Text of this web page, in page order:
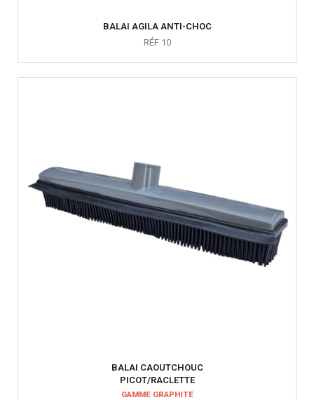
BALAI AGILA ANTI-CHOC
RÉF 10
BALAI CAOUTCHOUC
PICOT/RACLETTE
GAMME GRAPHITE